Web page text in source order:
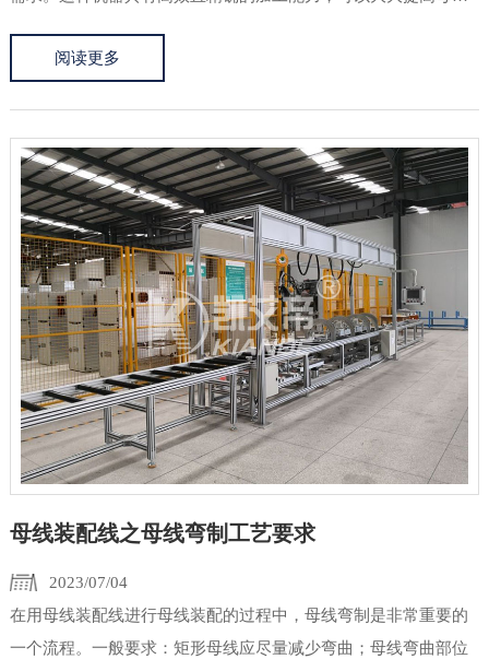
实现快速调整加工参数和自动完成加工过程，减少人工操作和人
阅读更多
母线装配线之母线弯制工艺要求
2023/07/04
在用母线装配线进行母线装配的过程中，母线弯制是非常重要的
一个流程。一般要求：矩形母线应尽量减少弯曲；母线弯曲部位